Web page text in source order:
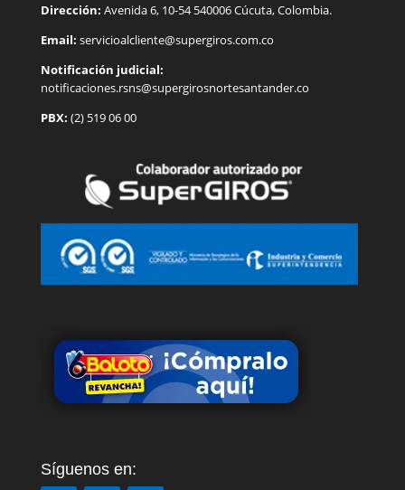
Dirección: Avenida 6, 10-54 540006 Cúcuta, Colombia.
Email: servicioalcliente@supergiros.com.co
Notificación judicial:
notificaciones.rsns@supergirosnortesantander.co
PBX: (2) 519 06 00
Síguenos en: